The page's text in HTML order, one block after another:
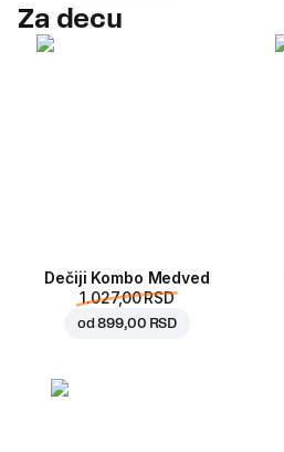
Za decu
Dečiji Kombo Medved
1.027,00 RSD
od899,00 RSD